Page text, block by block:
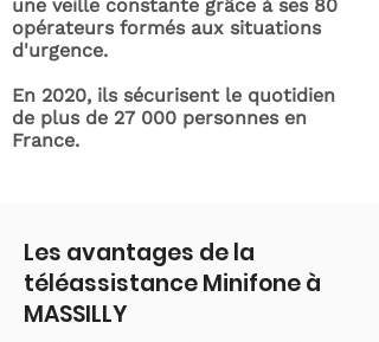
une veille constante grâce à ses 80
opérateurs formés aux situations
d'urgence.
En 2020, ils sécurisent le quotidien
de plus de 27 000 personnes en
France.
Les avantages de la
téléassistance Minifone à
MASSILLY